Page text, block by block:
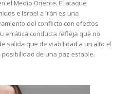
el Medio Oriente. El ataque
e Israel a Irán es una
del conflicto con efectos
errática conducta refleja que no
salida que de viabilidad a un alto el
de una paz estable.